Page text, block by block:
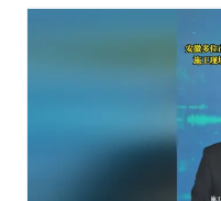
问一线劳动者。#
投稿邮箱：